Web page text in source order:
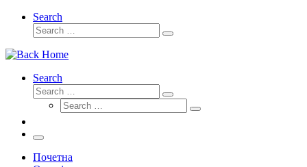
Search
Search
Search
Search
Search
Search
Search
Search
Menu
Почетна